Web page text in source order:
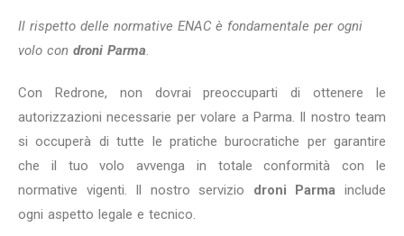
Il rispetto delle normative ENAC è fondamentale per ogni
volo con droni Parma.
Con Redrone, non dovrai preoccuparti di ottenere le
autorizzazioni necessarie per volare a Parma. Il nostro team
si occuperà di tutte le pratiche burocratiche per garantire
che il tuo volo avvenga in totale conformità con le
normative vigenti. Il nostro servizio droni Parma include
ogni aspetto legale e tecnico.